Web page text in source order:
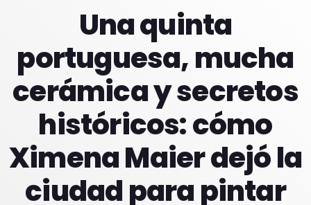
HOME
PROGRAMACION
NUESTRAS FRECUENCIAS
Una quinta
portuguesa, mucha
cerámica y secretos
históricos: cómo
Ximena Maier dejó la
ciudad para pintar